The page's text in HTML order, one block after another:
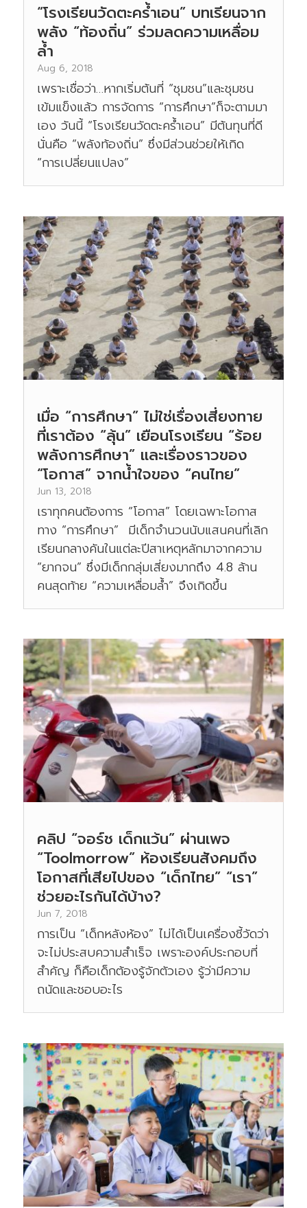
“โรงเรียนวัดตะคร้ำเอน” บทเรียนจาก
พลัง “ท้องถิ่น” ร่วมลดความเหลื่อม
ล้ำ
Aug 6, 2018
เพราะเชื่อว่า…หากเริ่มต้นที่ “ชุมชน”และชุมชน
เข้มแข็งแล้ว การจัดการ “การศึกษา”ก็จะตามมา
เอง วันนี้ “โรงเรียนวัดตะคร้ำเอน” มีต้นทุนที่ดี
นั่นคือ “พลังท้องถิ่น” ซึ่งมีส่วนช่วยให้เกิด
“การเปลี่ยนแปลง”
เมื่อ “การศึกษา” ไม่ใช่เรื่องเสี่ยงทาย
ที่เราต้อง “ลุ้น” เยือนโรงเรียน “ร้อย
พลังการศึกษา” และเรื่องราวของ
“โอกาส” จากน้ำใจของ “คนไทย”
Jun 13, 2018
เราทุกคนต้องการ “โอกาส” โดยเฉพาะโอกาส
ทาง “การศึกษา” มีเด็กจำนวนนับแสนคนที่เลิก
เรียนกลางคันในแต่ละปีสาเหตุหลักมาจากความ
“ยากจน” ซึ่งมีเด็กกลุ่มเสี่ยงมากถึง 4.8 ล้าน
คนสุดท้าย “ความเหลื่อมล้ำ” จึงเกิดขึ้น
คลิป “จอร์ช เด็กแว้น” ผ่านเพจ
“Toolmorrow” ห้องเรียนสังคมถึง
โอกาสที่เสียไปของ “เด็กไทย” “เรา”
ช่วยอะไรกันได้บ้าง?
Jun 7, 2018
การเป็น “เด็กหลังห้อง” ไม่ได้เป็นเครื่องชี้วัดว่า
จะไม่ประสบความสำเร็จ เพราะองค์ประกอบที่
สำคัญ ก็คือเด็กต้องรู้จักตัวเอง รู้ว่ามีความ
ถนัดและชอบอะไร